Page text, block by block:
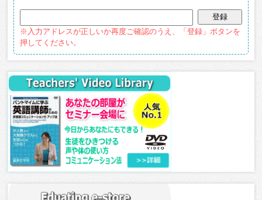
※入力アドレスが正しいか再度ご確認のうえ、「登録」ボタンを
押してください。